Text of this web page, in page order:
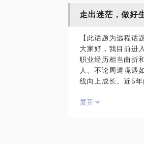
PS.在选择与我见
面！
走出迷茫，做好
【此话题为远程话
大家好，我目前进
职业经历相当曲折
人。不论周遭境遇
线向上成长。近5
级生涯规划导师资
展开